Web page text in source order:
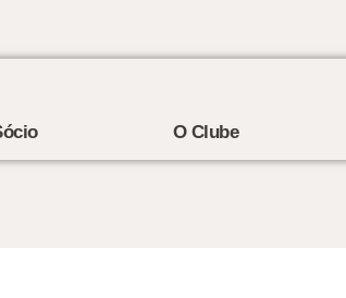
O Clube